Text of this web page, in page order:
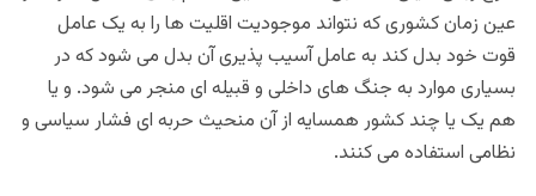
عین زمان کشوری که نتواند موجودیت اقلیت ها را به یک عامل
قوت خود بدل کند به عامل آسیب پذیری آن بدل می شود که در
بسیاری موارد به جنگ های داخلی و قبیله ای منجر می شود. و یا
هم یک یا چند کشور همسایه از آن منحیث حربه ای فشار سیاسی و
نظامی استفاده می کنند.